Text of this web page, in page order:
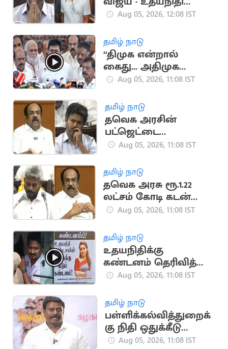
பரஸ்பரம் வணக்கம்..
Aug 05, 2026, 12:08 IST
தமிழ் நாடு
“திமுக என்றால்
கைது... அதிமுக
என்றால் Purchase”..
Aug 05, 2026, 11:08 IST
தமிழ் நாடு
தவெக அரசின்
பட்ஜெட்டை
கடுமையாக விமர்சனம்
தென்னரசு
Aug 05, 2026, 11:08 IST
தமிழ் நாடு
தவெக அரசு ரூ.1.22
லட்சம் கோடி கடன்
வாங்கும்.. தங்கம்
Aug 05, 2026, 11:08 IST
தமிழ் நாடு
உதயநிதிக்கு
கண்டனம் தெரிவித்து
திரிஷா ரசிகர்கள்
Aug 05, 2026, 11:08 IST
தமிழ் நாடு
பள்ளிக்கல்வித்துறைக்
கு நிதி ஒதுக்கீடு
குறைப்பா? - அமைச்சர்
Aug 05, 2026, 11:08 IST